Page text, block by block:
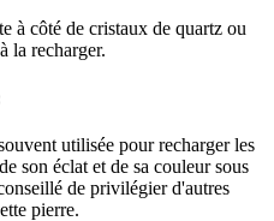
à côté de cristaux de quartz ou
la recharger.
utilisée pour recharger les
son éclat et de sa couleur sous
de privilégier d'autres
pierre.